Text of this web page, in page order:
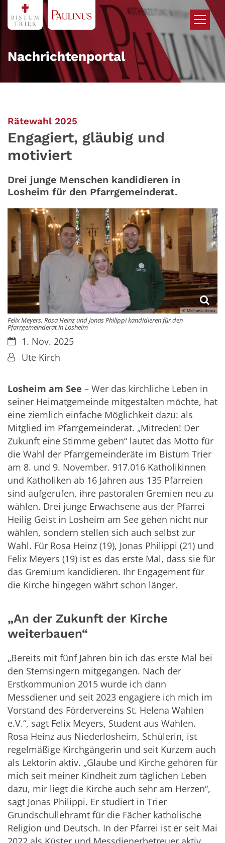
Zum Inhalt springen
Nachrichtenportal
Rätewahl 2025
Engagiert, gläubig und
motiviert
Drei junge Menschen kandidieren in
Losheim für den Pfarrgemeinderat.
© Michaela Heinz
Felix Meyers, Rosa Heinz und Jonas Philippi kandidieren für den
Pfarrgemeinderat in Losheim
Datum:1. Nov. 2025
Von:Ute Kirch
Losheim am See – Wer das kirchliche Leben in
seiner Heimatgemeinde mitgestalten möchte, hat
eine ziemlich einfache Möglichkeit dazu: als
Mitglied im Pfarrgemeinderat. „Mitreden! Der
Zukunft eine Stimme geben“ lautet das Motto für
die Wahl der Pfarrgemeinderäte im Bistum Trier
am 8. und 9. November. 917.016 Katholikinnen
und Katholiken ab 16 Jahren aus 135 Pfarreien
sind aufgerufen, ihre pastoralen Gremien neu zu
wählen. Drei junge Erwachsene aus der Pfarrei
Heilig Geist in Losheim am See gehen nicht nur
wählen, sondern stellen sich auch selbst zur
Wahl. Für Rosa Heinz (19), Jonas Philippi (21) und
Felix Meyers (19) ist es das erste Mal, dass sie für
das Gremium kandidieren. Ihr Engagement für
die Kirche hingegen währt schon länger.
„An der Zukunft der Kirche
weiterbauen“
„Bereits mit fünf Jahren bin ich das erste Mal bei
den Sternsingern mitgegangen. Nach der
Erstkommunion 2015 wurde ich dann
Messdiener und seit 2023 engagiere ich mich im
Vorstand des Fördervereins St. Helena Wahlen
e.V.“, sagt Felix Meyers, Student aus Wahlen.
Rosa Heinz aus Niederlosheim, Schülerin, ist
regelmäßige Kirchgängerin und seit Kurzem auch
als Lektorin aktiv. „Glaube und Kirche gehören für
mich seit meiner Kindheit zum täglichen Leben
dazu, mir liegt die Kirche auch sehr am Herzen“,
sagt Jonas Philippi. Er studiert in Trier
Grundschullehramt für die Fächer katholische
Religion und Deutsch. In der Pfarrei ist er seit Mai